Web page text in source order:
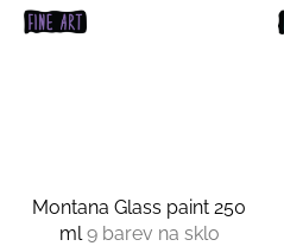
Montana Glass paint 250
ml 9 barev na sklo